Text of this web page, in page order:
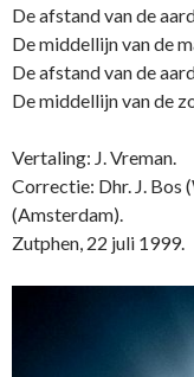
De afstand van de
De middellijn van de
De afstand van de
De middellijn van de
Vertaling: J. Vreman.
Correctie: Dhr. J. Bos
(Amsterdam).
Zutphen, 22 juli 1999.